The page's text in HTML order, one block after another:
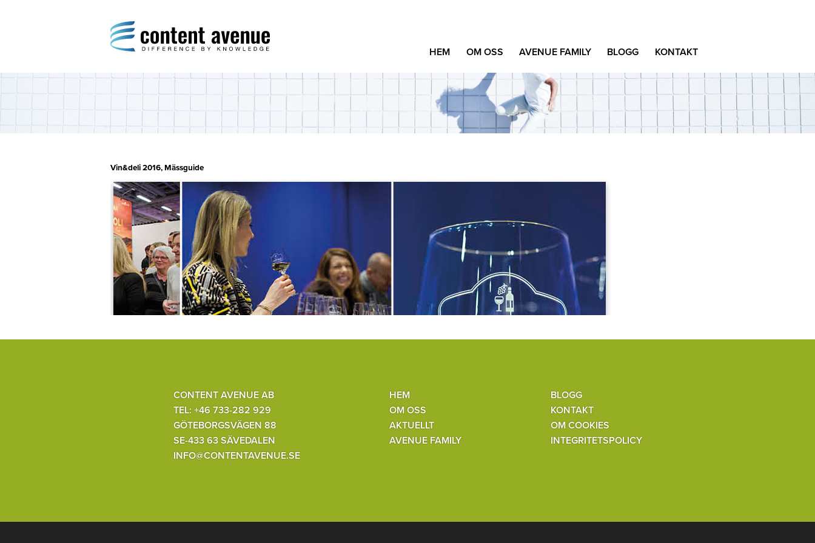
Difference by Knowledge
HEM OM OSS AVENUE FAMILY BLOGG KONTAKT
Vin&deli 2016, Mässguide
CONTENT AVENUE AB
TEL: +46 733-282 929
GÖTEBORGSVÄGEN 88
SE-433 63 SÄVEDALEN
INFO@CONTENTAVENUE.SE
HEM
OM OSS
AKTUELLT
AVENUE FAMILY
BLOGG
KONTAKT
OM COOKIES
INTEGRITETSPOLICY